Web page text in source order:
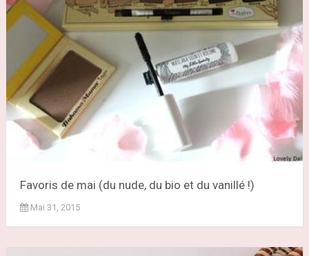
Favoris de mai (du nude, du bio et du vanillé !)
Mai 31, 2015